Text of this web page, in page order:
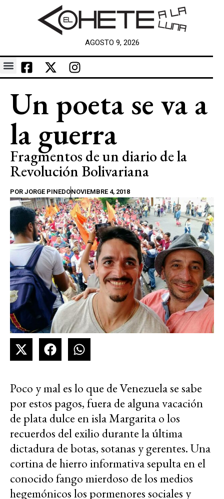
AGOSTO 9, 2026
Un poeta se va a
la guerra
Fragmentos de un diario de la
Revolución Bolivariana
POR JORGE PINEDONOVIEMBRE 4, 2018
Poco y mal es lo que de Venezuela se sabe
por estos pagos, fuera de alguna vacación
de plata dulce en isla Margarita o los
recuerdos del exilio durante la última
dictadura de botas, sotanas y gerentes. Una
cortina de hierro informativa sepulta en el
conocido fango mierdoso de los medios
hegemónicos los pormenores sociales y